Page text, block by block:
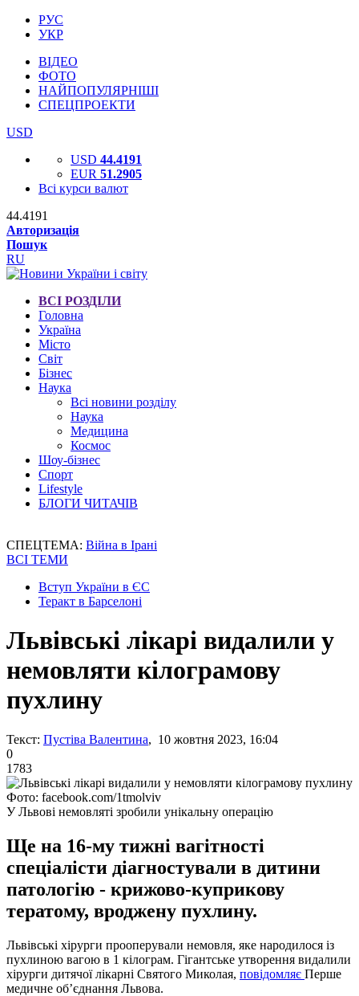
РУС
УКР
ВІДЕО
ФОТО
НАЙПОПУЛЯРНІШІ
СПЕЦПРОЕКТИ
USD
USD 44.4191
EUR 51.2905
Всі курси валют
44.4191
Авторизація
Пошук
RU
ВСІ РОЗДІЛИ
Головна
Україна
Місто
Світ
Бізнес
Наука
Всі новини розділу
Наука
Медицина
Космос
Шоу-бізнес
Спорт
Lifestyle
БЛОГИ ЧИТАЧІВ
СПЕЦТЕМА: Війна в Ірані
ВСІ ТЕМИ
Вступ України в ЄС
Теракт в Барселоні
Львівські лікарі видалили у
немовляти кілограмову
пухлину
Текст: Пустіва Валентина, 10 жовтня 2023, 16:04
0
1783
Фото: facebook.com/1tmolviv
У Львові немовляті зробили унікальну операцію
Ще на 16-му тижні вагітності
спеціалісти діагностували в дитини
патологію - крижово-куприкову
тератому, вроджену пухлину.
Львівські хірурги прооперували немовля, яке народилося із
пухлиною вагою в 1 кілограм. Гігантське утворення видалили
хірурги дитячої лікарні Святого Миколая, повідомляє Перше
медичне об’єднання Львова.